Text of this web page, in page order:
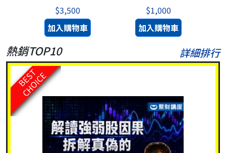
熱銷TOP10 詳細排行
BEST
CHOICE
$3,500
加入購物車
$1,000
加入購物車